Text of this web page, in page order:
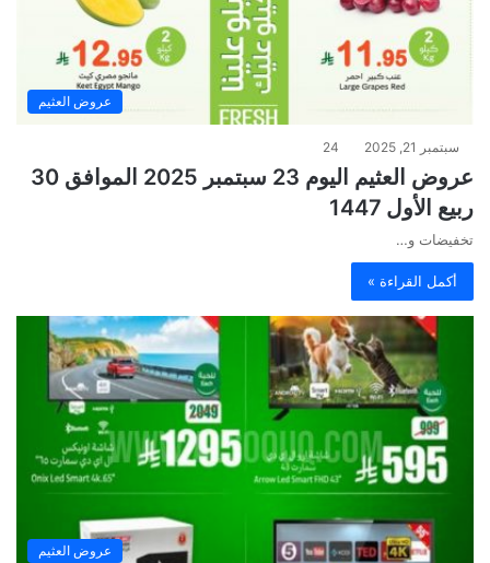
عروض العثيم
سبتمبر 21, 2025 24
عروض العثيم اليوم 23 سبتمبر 2025 الموافق 30
ربيع الأول 1447
تخفيضات و…
أكمل القراءة »
عروض العثيم